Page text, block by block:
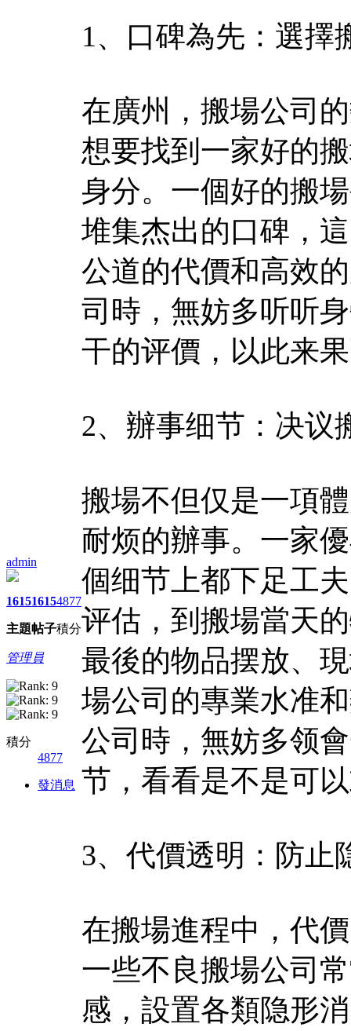
admin
1615
主題
1615
帖子
4877
積分
管理員
積分
4877
發消息
1、口碑為先：選擇
在廣州，搬場公司
想要找到一家好的
身分。一個好的搬
堆集杰出的口碑，
公道的代價和高效
司時，無妨多听听
干的评價，以此来
2、辦事细节：决议
搬場不但仅是一項
耐烦的辦事。一家
個细节上都下足工
评估，到搬場當天
最後的物品摆放、
場公司的專業水准
公司時，無妨多领
节，看看是不是可
3、代價透明：防止
在搬場進程中，代
一些不良搬場公司
感，設置各類隐形